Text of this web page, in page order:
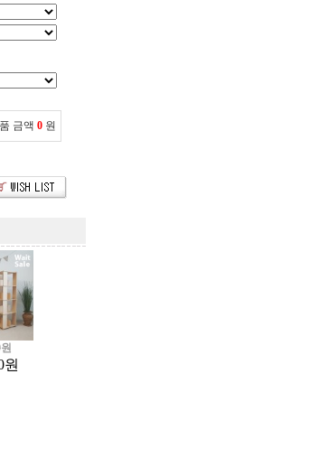
금액 0 원
원
원